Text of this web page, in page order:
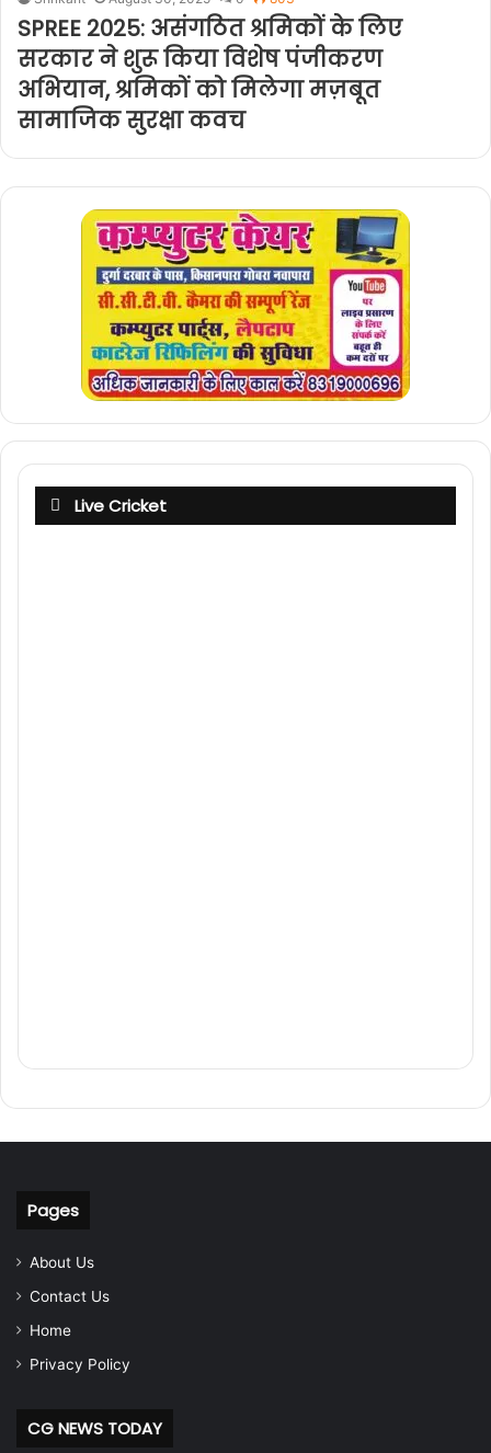
SPREE 2025: असंगठित श्रमिकों के लिए
सरकार ने शुरू किया विशेष पंजीकरण
अभियान, श्रमिकों को मिलेगा मज़बूत
सामाजिक सुरक्षा कवच
Live Cricket
Pages
About Us
Contact Us
Home
Privacy Policy
CG NEWS TODAY